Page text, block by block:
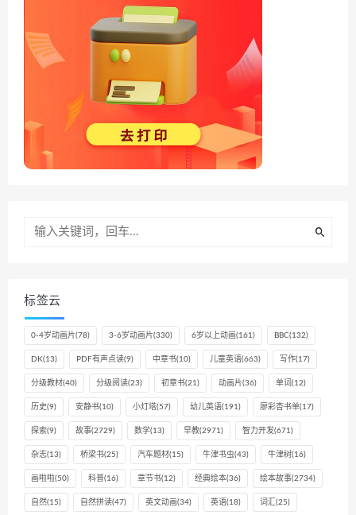
标签云
0-4岁动画片(78) 3-6岁动画片(330) 6岁以上动画(161) BBC(132)
DK(13) PDF有声点读(9) 中章书(10) 儿童英语(663) 写作(17)
分级教材(40) 分级阅读(23) 初章书(21) 动画片(36) 单词 (12)
历史(9) 安静书(10) 小灯塔(57) 幼儿英语(191) 廖彩杏书单(17)
探索(9) 故事(2729) 数学(13) 早教(2971) 智力开发(671)
杂志(13) 桥梁书(25) 汽车题材(15) 牛津书虫(43) 牛津树(16)
画啦啦(50) 科普(16) 章节书(12) 经典绘本(36) 绘本故事(2734)
自然(15) 自然拼读(47) 英文动画(34) 英语(18) 词汇 (25)